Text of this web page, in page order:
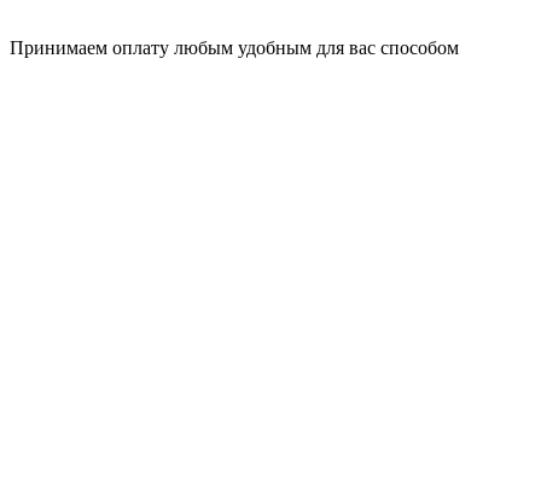
Принимаем оплату любым удобным для вас способом